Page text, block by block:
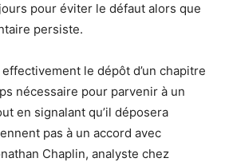
pour éviter le défaut alors que
persiste.
le dépôt d’un chapitre
nécessaire pour parvenir à un
en signalant qu’il déposera
pas à un accord avec
Chaplin, analyste chez